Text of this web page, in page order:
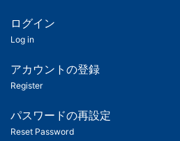
ツ
匿
名
ユ
ー
ログイン
Log in
アカウントの登録
Register
パスワードの再設定
Reset Password